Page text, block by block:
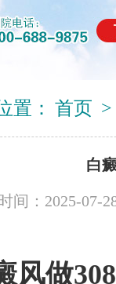
置： 首页 >
白
间：2025-07-
风做